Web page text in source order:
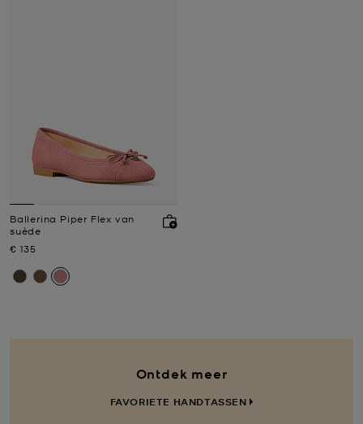
Ballerina Piper Flex van
suède
Nu
€ 135
Ontdek meer
FAVORIETE HANDTASSEN